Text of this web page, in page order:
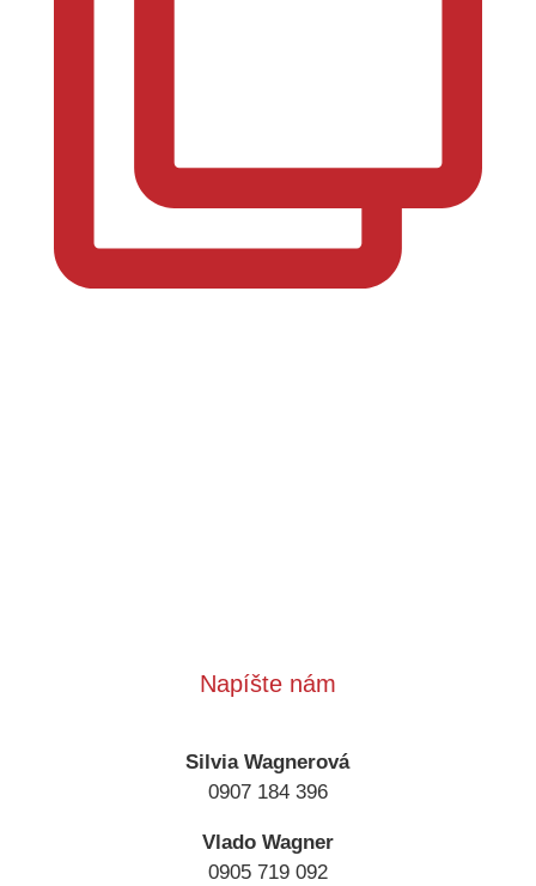
Napíšte nám
Silvia Wagnerová
0907 184 396
Vlado Wagner
0905 719 092